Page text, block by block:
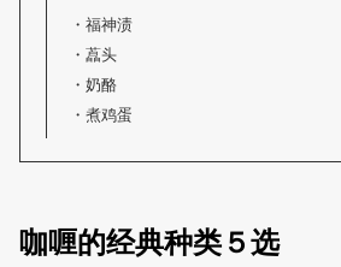
福神渍
藠头
奶酪
煮鸡蛋
咖喱的经典种类５选